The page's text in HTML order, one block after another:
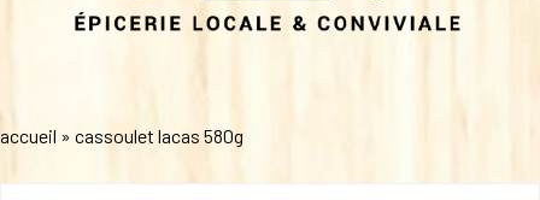
accueil » cassoulet lacas 580g